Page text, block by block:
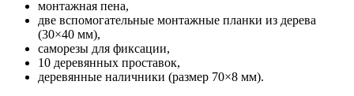
монтажная пена,
две вспомогательные монтажные планки из дерева
(30×40 мм),
саморезы для фиксации,
10 деревянных проставок,
деревянные наличники (размер 70×8 мм).